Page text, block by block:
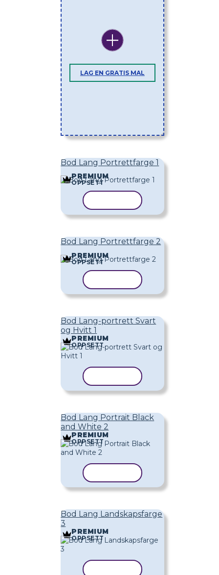
LAG EN GRATIS MAL
Bod Lang Portrettfarge 1
PREMIUM
OPPSETT
Bod Lang Portrettfarge 2
PREMIUM
OPPSETT
Bod Lang-portrett Svart
og Hvitt 1
PREMIUM
OPPSETT
Bod Lang Portrait Black
and White 2
PREMIUM
OPPSETT
Bod Lang Landskapsfarge
3
PREMIUM
OPPSETT